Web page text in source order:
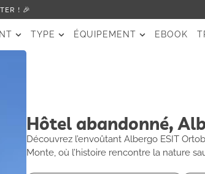
! 🎉
TYPE ÉQUIPEMENT EBOOK
Hôtel abandonné,
Découvrez l’envoûtant Albergo ESIT
Monte, où l’histoire rencontre la nature